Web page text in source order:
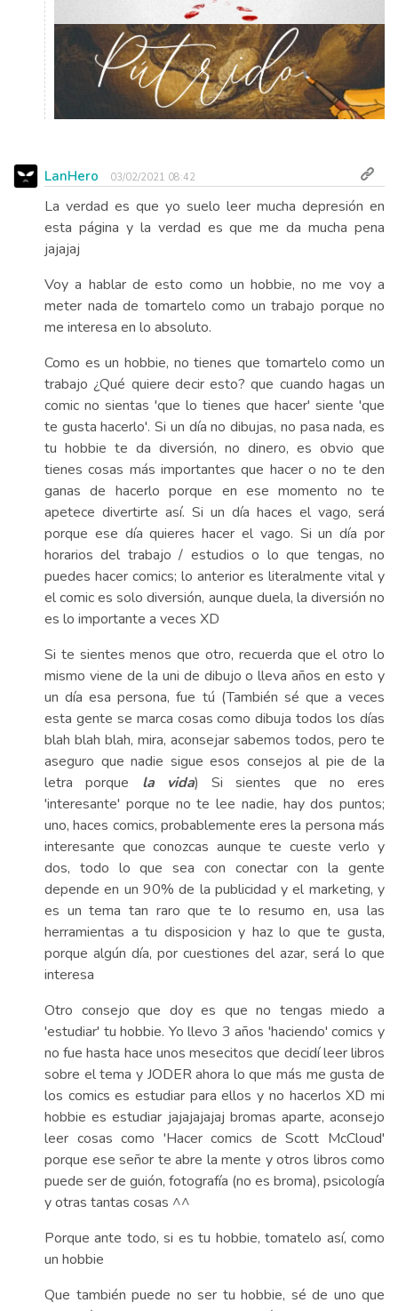
LanHero 03/02/2021 08:42
La verdad es que yo suelo leer mucha depresión en
esta página y la verdad es que me da mucha pena
jajajaj
Voy a hablar de esto como un hobbie, no me voy a
meter nada de tomartelo como un trabajo porque no
me interesa en lo absoluto.
Como es un hobbie, no tienes que tomartelo como un
trabajo ¿Qué quiere decir esto? que cuando hagas un
comic no sientas 'que lo tienes que hacer' siente 'que
te gusta hacerlo'. Si un día no dibujas, no pasa nada, es
tu hobbie te da diversión, no dinero, es obvio que
tienes cosas más importantes que hacer o no te den
ganas de hacerlo porque en ese momento no te
apetece divertirte así. Si un día haces el vago, será
porque ese día quieres hacer el vago. Si un día por
horarios del trabajo / estudios o lo que tengas, no
puedes hacer comics; lo anterior es literalmente vital y
el comic es solo diversión, aunque duela, la diversión no
es lo importante a veces XD
Si te sientes menos que otro, recuerda que el otro lo
mismo viene de la uni de dibujo o lleva años en esto y
un día esa persona, fue tú (También sé que a veces
esta gente se marca cosas como dibuja todos los días
blah blah blah, mira, aconsejar sabemos todos, pero te
aseguro que nadie sigue esos consejos al pie de la
letra porque la vida) Si sientes que no eres
'interesante' porque no te lee nadie, hay dos puntos;
uno, haces comics, probablemente eres la persona más
interesante que conozcas aunque te cueste verlo y
dos, todo lo que sea con conectar con la gente
depende en un 90% de la publicidad y el marketing, y
es un tema tan raro que te lo resumo en, usa las
herramientas a tu disposicion y haz lo que te gusta,
porque algún día, por cuestiones del azar, será lo que
interesa
Otro consejo que doy es que no tengas miedo a
'estudiar' tu hobbie. Yo llevo 3 años 'haciendo' comics y
no fue hasta hace unos mesecitos que decidí leer libros
sobre el tema y JODER ahora lo que más me gusta de
los comics es estudiar para ellos y no hacerlos XD mi
hobbie es estudiar jajajajajaj bromas aparte, aconsejo
leer cosas como 'Hacer comics de Scott McCloud'
porque ese señor te abre la mente y otros libros como
puede ser de guión, fotografía (no es broma), psicología
y otras tantas cosas ^^
Porque ante todo, si es tu hobbie, tomatelo así, como
un hobbie
Que también puede no ser tu hobbie, sé de uno que